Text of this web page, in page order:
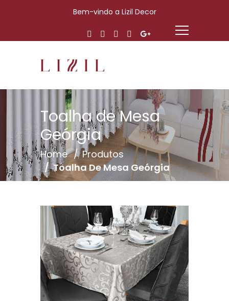
Bem-vindo a Lizil Decor
Toalha de Mesa
Geórgia
Home
Produtos
Toalha De Mesa Geórgia